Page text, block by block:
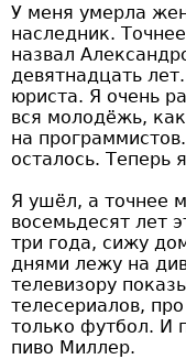
У меня умерла
наследник.
назвал
девятнадцать
юриста. Я очень
вся молодёжь,
на
осталось. Теперь
Я ушёл, а точнее
восемьдесят лет
три года, сижу
днями лежу на
телевизору
телесериалов,
только футбол. И
пиво Миллер.